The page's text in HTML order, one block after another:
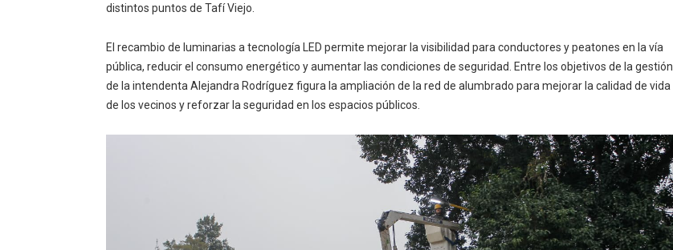
distintos puntos de Tafí Viejo.
El recambio de luminarias a tecnología LED permite mejorar la visibilidad para conductores y peatones en la vía
pública, reducir el consumo energético y aumentar las condiciones de seguridad. Entre los objetivos de la gestión
de la intendenta Alejandra Rodríguez figura la ampliación de la red de alumbrado para mejorar la calidad de vida
de los vecinos y reforzar la seguridad en los espacios públicos.